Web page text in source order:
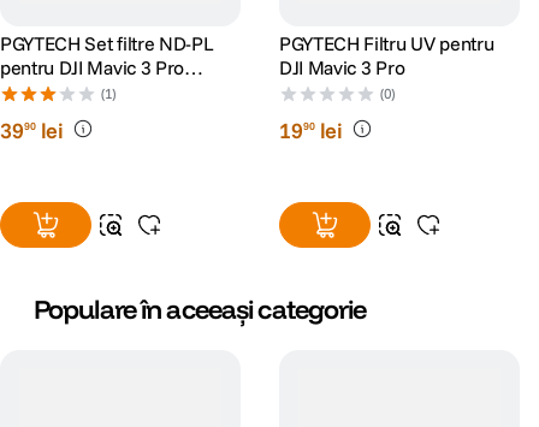
PGYTECH Set filtre ND-PL
pentru DJI Mavic 3 Pro
(NDPL 8 16 32 64)
(1)
3990 lei
PGYTECH Filtru UV pentru
DJI Mavic 3 Pro
(0)
1990 lei
Populare în aceeași categorie